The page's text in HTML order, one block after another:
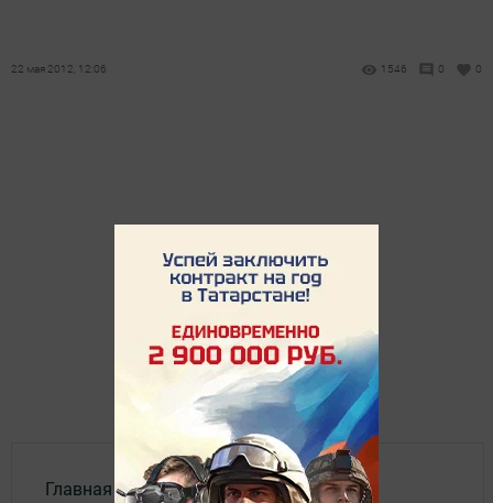
22 мая 2012, 12:06 1546 0 0
Главная